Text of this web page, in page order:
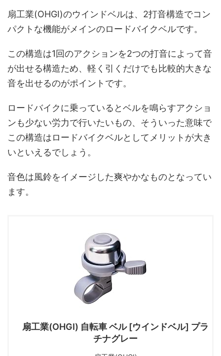
扇工業(OHGI)のウインドベルは、2打音構造でコン
パクトな機能がメインのロードバイクベルです。
この構造は1回のアクションを2つの打音によって音
が出せる構造ため、軽く引くだけでも比較的大きな
音を出せるのがポイントです。
ロードバイクに乗っているとベルを鳴らすアクショ
ンも少ない労力で行いたいもの、そういった意味で
この構造はロードバイクベルとしてメリットが大き
いといえるでしょう。
音色は風鈴をイメージした爽やかなものとなってい
ます。
扇工業(OHGI) 自転車 ベル [ウインドベル] プラ
チナグレー